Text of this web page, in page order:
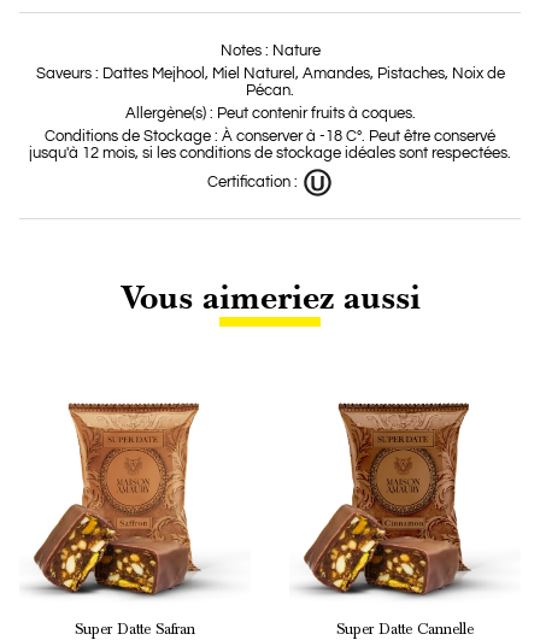
Notes : Nature
Saveurs : Dattes Mejhool, Miel Naturel, Amandes, Pistaches, Noix de
Pécan.
Allergène(s) : Peut contenir fruits à coques.
Conditions de Stockage : À conserver à -18 C°. Peut être conservé
jusqu'à 12 mois, si les conditions de stockage idéales sont respectées.
Certification :
Vous aimeriez aussi
Super Datte Safran Super Datte Cannelle